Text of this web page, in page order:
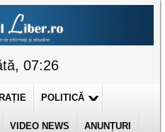
07:26
POLITICĂ
VIDEO NEWS ANUNȚURI